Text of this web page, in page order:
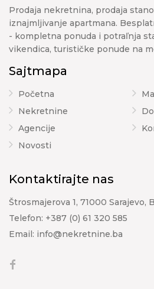
Prodaja nekretnina, prodaja
iznajmljivanje apartmana.
- kompletna ponuda i potraľnja
vikendica, turističke ponude na
Sajtmapa
Početna
Nekretnine
Agencije
Novosti
Kontaktirajte nas
Štrosmajerova 1, 71000 Sarajevo,
Telefon: +387 (0) 61 320 585
Email: info@nekretnine.ba